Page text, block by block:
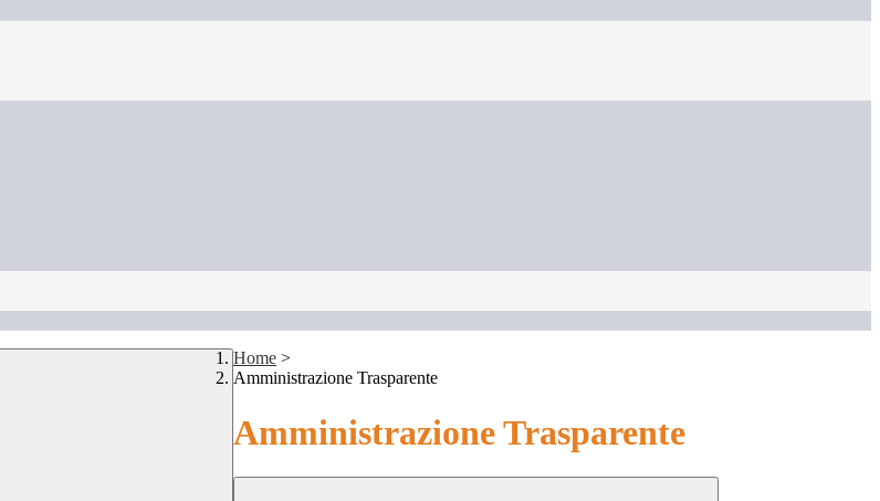
Home >
Amministrazione Trasparente
Amministrazione Trasparente